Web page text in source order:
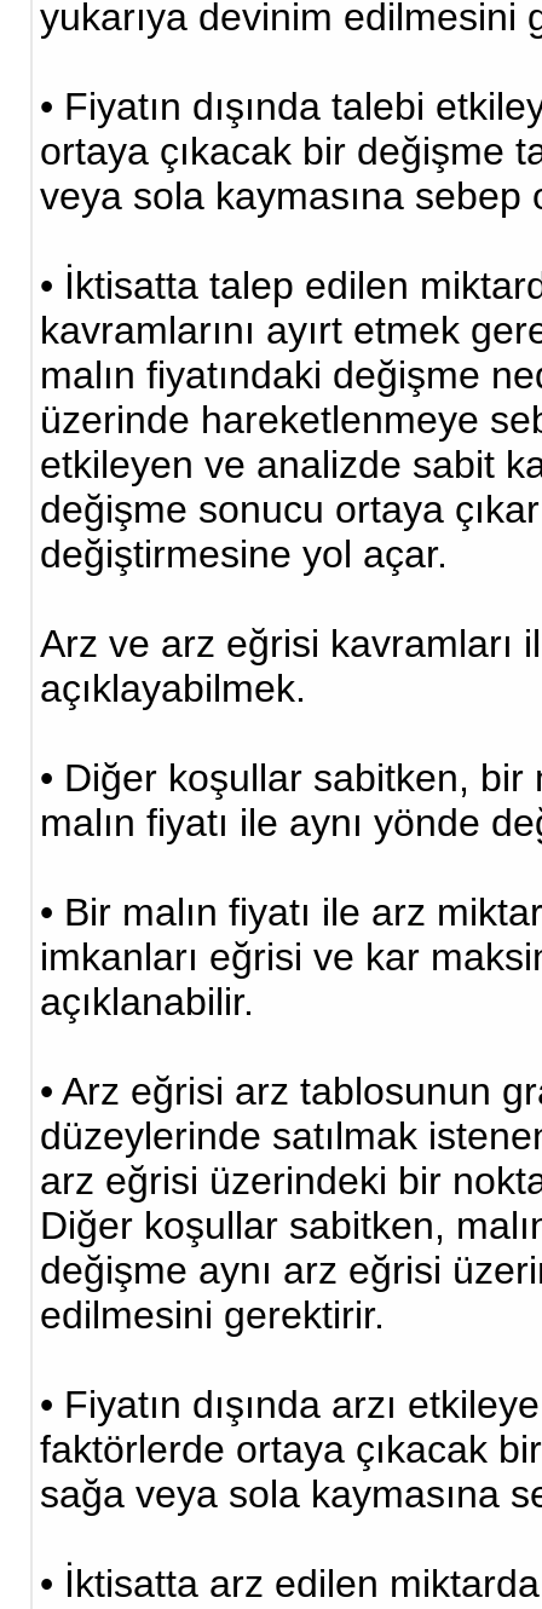
yukarıya devinim edilmesini
• Fiyatın dışında talebi
ortaya çıkacak bir değişme
veya sola kaymasına sebep
• İktisatta talep edilen
kavramlarını ayırt etmek
malın fiyatındaki değişme
üzerinde hareketlenmeye
etkileyen ve analizde sabit
değişme sonucu ortaya
değiştirmesine yol açar.
Arz ve arz eğrisi kavramları
açıklayabilmek.
• Diğer koşullar sabitken,
malın fiyatı ile aynı yönde
• Bir malın fiyatı ile arz
imkanları eğrisi ve kar
açıklanabilir.
• Arz eğrisi arz tablosunun
düzeylerinde satılmak
arz eğrisi üzerindeki bir
Diğer koşullar sabitken,
değişme aynı arz eğrisi
edilmesini gerektirir.
• Fiyatın dışında arzı
faktörlerde ortaya çıkacak
sağa veya sola kaymasına
• İktisatta arz edilen